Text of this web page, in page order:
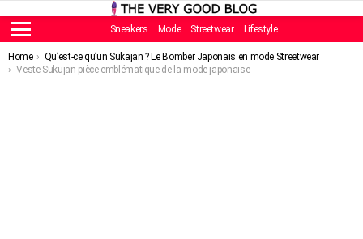
Menu
Sneakers Mode Streetwear Lifestyle
You are here:
Home
Qu’est-ce qu’un Sukajan ? Le Bomber Japonais en mode Streetwear
Veste Sukujan pièce emblématique de la mode japonaise